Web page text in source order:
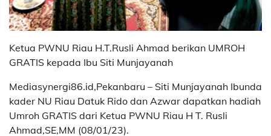
Ketua PWNU Riau H.T.Rusli Ahmad berikan UMROH
GRATIS kepada Ibu Siti Munjayanah
Mediasynergi86.id,Pekanbaru – Siti Munjayanah Ibunda
kader NU Riau Datuk Rido dan Azwar dapatkan hadiah
Umroh GRATIS dari Ketua PWNU Riau H T. Rusli
Ahmad,SE,MM (08/01/23).